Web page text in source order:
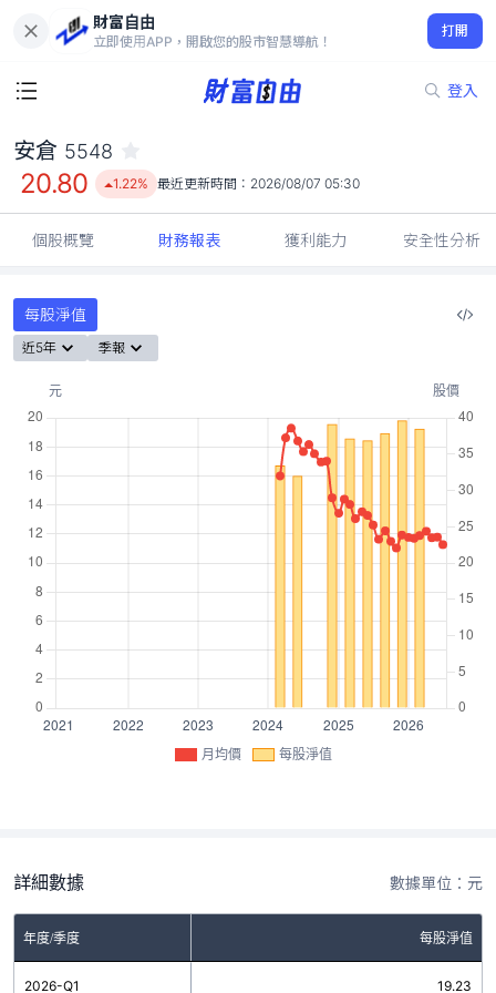
財富自由
立即使用APP，開啟您的股市智慧導航！
打開
登入
20.80
1.22%
安倉 5548
20.80 1.22% 最近更新時間： 2026/08/07 05:30
個股概覽 財務報表 獲利能力 安全性分析
每股淨值
近5年 季報
月均價 每股淨值
詳細數據 數據單位：元
年度/季度 每股淨值
2026-Q1 19.23